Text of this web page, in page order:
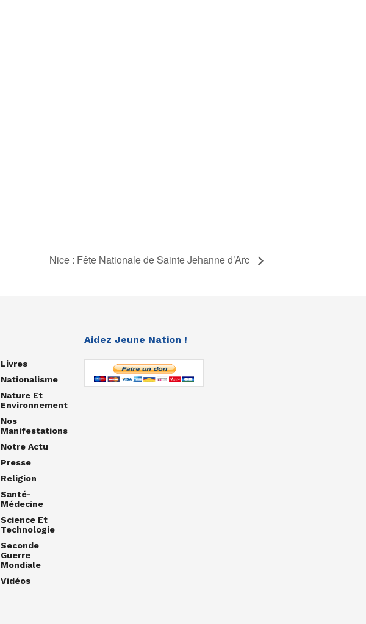
Nice : Fête Nationale de Sainte Jehanne d’Arc
Livres
Nationalisme
Nature Et
Environnement
Nos
Manifestations
Notre Actu
Presse
Religion
Santé-
Médecine
Science Et
Technologie
Seconde
Guerre
Mondiale
Vidéos
Aidez Jeune Nation !